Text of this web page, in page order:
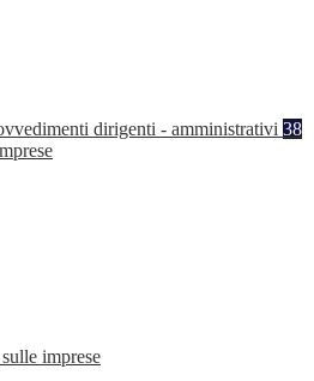
dirigenti - amministrativi 38
imprese